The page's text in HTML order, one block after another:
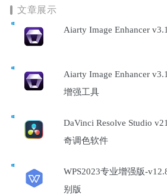
文章展示
Aiarty Image Enhancer
Aiarty Image Enhancer
增强工具
DaVinci Resolve Studio
奇调色软件
WPS2023专业增强版-
别版